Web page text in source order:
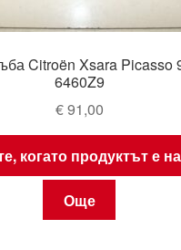
Citroën Xsara Picasso
6460Z9
€91,00
когато продуктът е
Още